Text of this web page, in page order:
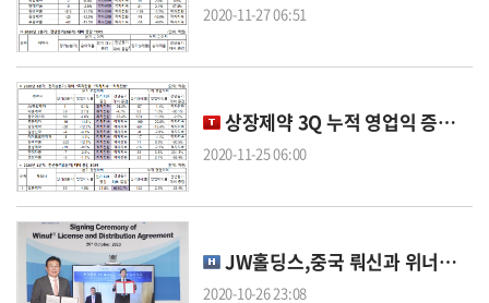
2020-11-27 06:51
상장제약 3Q 누적 영업익 증감률 톱5 '진양 안국 유한 동화 고려'
2020-11-25 06:00
JW홀딩스,중국 뤄신과 위너프 독점 기술수출 및 공급 계약
2020-10-26 23:08